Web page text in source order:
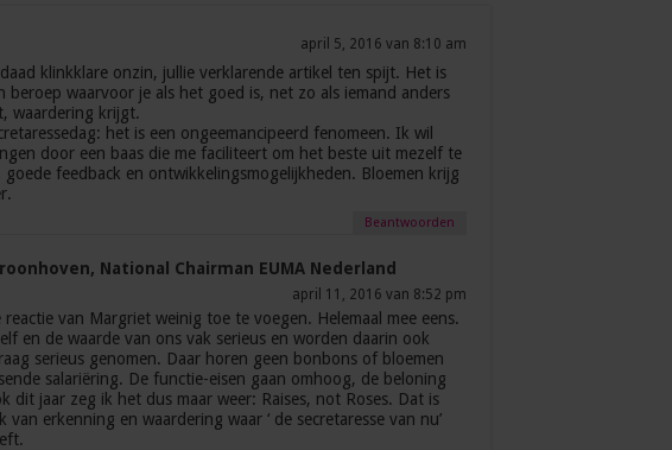
april 5, 2016 van 8:10 am
klinkklare onzin, jullie verklarende artikel ten spijt. Het is
beroep waarvoor je als het goed is, net zo als iemand anders
waardering krijgt.
het is een ongeemancipeerd fenomeen. Ik wil
door een baas die me faciliteert om het beste uit mezelf te
feedback en ontwikkelingsmogelijkheden. Bloemen krijg
Beantwoorden
National Chairman EUMA Nederland
april 11, 2016 van 8:52 pm
van Margriet weinig toe te voegen. Helemaal mee eens.
en de waarde van ons vak serieus en worden daarin ook
serieus genomen. Daar horen geen bonbons of bloemen
salariëring. De functie-eisen gaan omhoog, de beloning
dit jaar zeg ik het dus maar weer: Raises, not Roses. Dat is
van erkenning en waardering waar ‘ de secretaresse van nu’